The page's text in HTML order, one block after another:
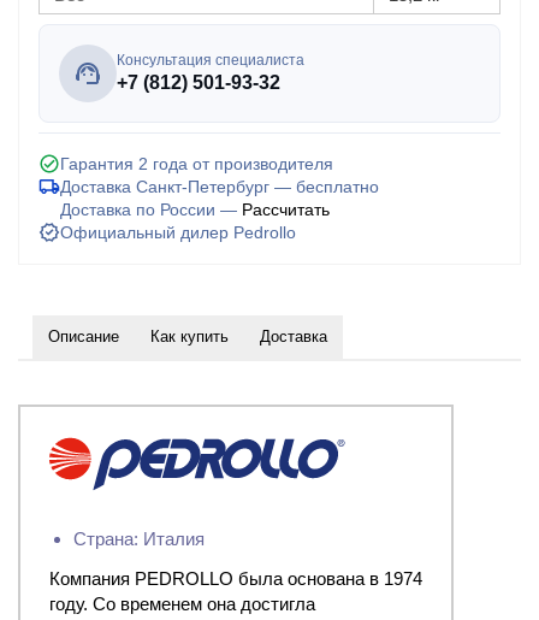
Консультация специалиста
+7 (812) 501-93-32
Гарантия 2 года от производителя
Доставка Санкт-Петербург — бесплатно
Доставка по России — Рассчитать
Официальный дилер Pedrollo
Описание Как купить Доставка
Страна: Италия
Компания PEDROLLO была основана в 1974
году. Со временем она достигла